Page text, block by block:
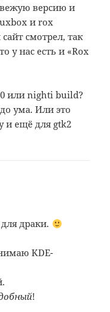
версию и
и rox
смотрел, так
у нас есть и «Rox
или nighti build?
ума. Или это
и ещё для gtk2
драки.
KDE-
!